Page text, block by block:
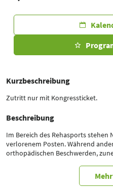
Kurzbeschreibung
Zutritt nur mit Kongressticket.
Beschreibung
Im Bereich des Rehasports
verlorenem Posten. Während
orthopädischen Beschwerden,
wenig Angebote. Dies führt zu
schnelle Rehabilitation für den